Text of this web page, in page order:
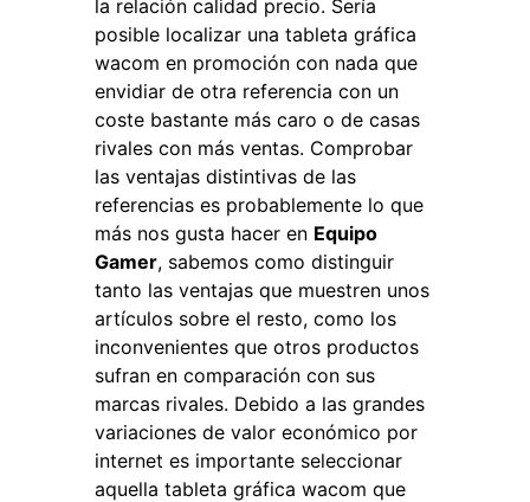
la relación calidad precio. Sería
posible localizar una tableta gráfica
wacom en promoción con nada que
envidiar de otra referencia con un
coste bastante más caro o de casas
rivales con más ventas. Comprobar
las ventajas distintivas de las
referencias es probablemente lo que
más nos gusta hacer en Equipo
Gamer, sabemos como distinguir
tanto las ventajas que muestren unos
artículos sobre el resto, como los
inconvenientes que otros productos
sufran en comparación con sus
marcas rivales. Debido a las grandes
variaciones de valor económico por
internet es importante seleccionar
aquella tableta gráfica wacom que